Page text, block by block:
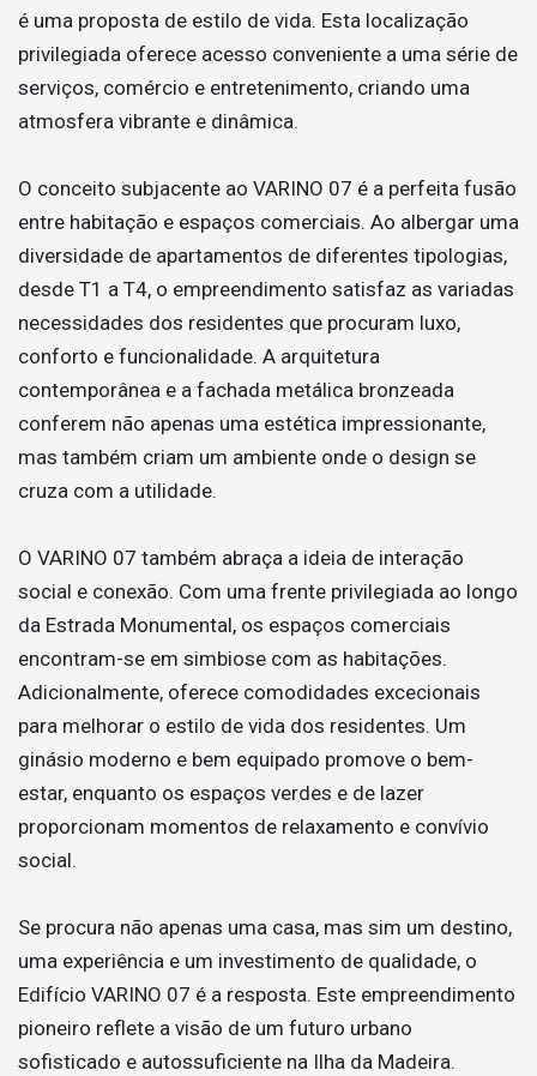
é uma proposta de estilo de vida. Esta localização
privilegiada oferece acesso conveniente a uma série de
serviços, comércio e entretenimento, criando uma
atmosfera vibrante e dinâmica.
O conceito subjacente ao VARINO 07 é a perfeita fusão
entre habitação e espaços comerciais. Ao albergar uma
diversidade de apartamentos de diferentes tipologias,
desde T1 a T4, o empreendimento satisfaz as variadas
necessidades dos residentes que procuram luxo,
conforto e funcionalidade. A arquitetura
contemporânea e a fachada metálica bronzeada
conferem não apenas uma estética impressionante,
mas também criam um ambiente onde o design se
cruza com a utilidade.
O VARINO 07 também abraça a ideia de interação
social e conexão. Com uma frente privilegiada ao longo
da Estrada Monumental, os espaços comerciais
encontram-se em simbiose com as habitações.
Adicionalmente, oferece comodidades excecionais
para melhorar o estilo de vida dos residentes. Um
ginásio moderno e bem equipado promove o bem-
estar, enquanto os espaços verdes e de lazer
proporcionam momentos de relaxamento e convívio
social.
Se procura não apenas uma casa, mas sim um destino,
uma experiência e um investimento de qualidade, o
Edifício VARINO 07 é a resposta. Este empreendimento
pioneiro reflete a visão de um futuro urbano
sofisticado e autossuficiente na Ilha da Madeira.